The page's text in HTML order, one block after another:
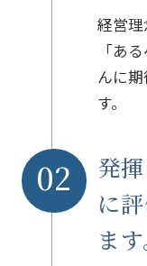
経営
「あ
んに
す。
02
発
に
ます